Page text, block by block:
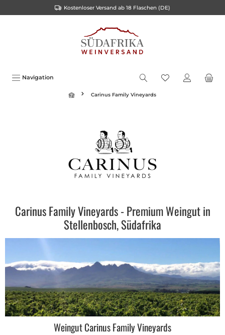
Kostenloser Versand ab 18 Flaschen (DE)
Navigation
Carinus Family Vineyards
Carinus Family Vineyards - Premium Weingut in
Stellenbosch, Südafrika
Weingut Carinus Family Vineyards